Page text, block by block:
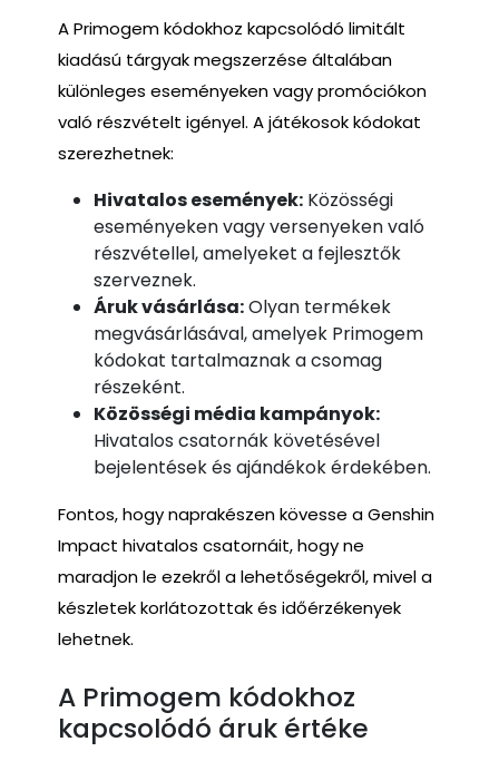
A Primogem kódokhoz kapcsolódó limitált
kiadású tárgyak megszerzése általában
különleges eseményeken vagy promóciókon
való részvételt igényel. A játékosok kódokat
szerezhetnek:
Hivatalos események: Közösségi
eseményeken vagy versenyeken való
részvétellel, amelyeket a fejlesztők
szerveznek.
Áruk vásárlása:Olyan termékek
megvásárlásával, amelyek Primogem
kódokat tartalmaznak a csomag
részeként.
Közösségi média kampányok:
Hivatalos csatornák követésével
bejelentések és ajándékok érdekében.
Fontos, hogy naprakészen kövesse a Genshin
Impact hivatalos csatornáit, hogy ne
maradjon le ezekről a lehetőségekről, mivel a
készletek korlátozottak és időérzékenyek
lehetnek.
A Primogem kódokhoz
kapcsolódó áruk értéke